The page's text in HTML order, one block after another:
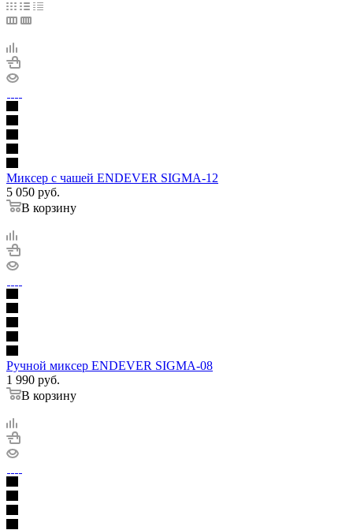
Миксер с чашей ENDEVER SIGMA-12
5 050 руб.
В корзину
Ручной миксер ENDEVER SIGMA-08
1 990 руб.
В корзину